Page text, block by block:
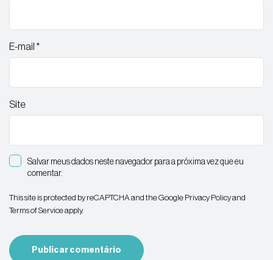
E-mail *
Site
Salvar meus dados neste navegador para a próxima vez que eu
comentar.
This site is protected by reCAPTCHA and the Google Privacy Policyand
Terms of Serviceapply.